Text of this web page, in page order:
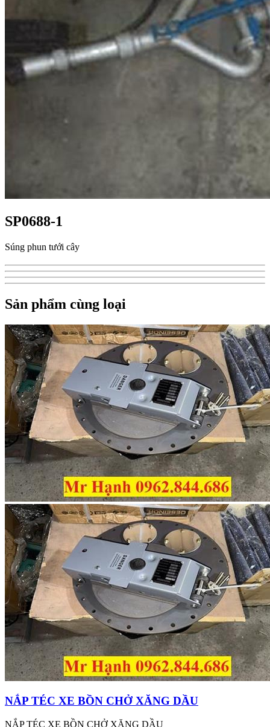
SP0688-1
Súng phun tưới cây
Sản phẩm cùng loại
NẮP TÉC XE BỒN CHỞ XĂNG DẦU
NẮP TÉC XE BỒN CHỞ XĂNG DẦU